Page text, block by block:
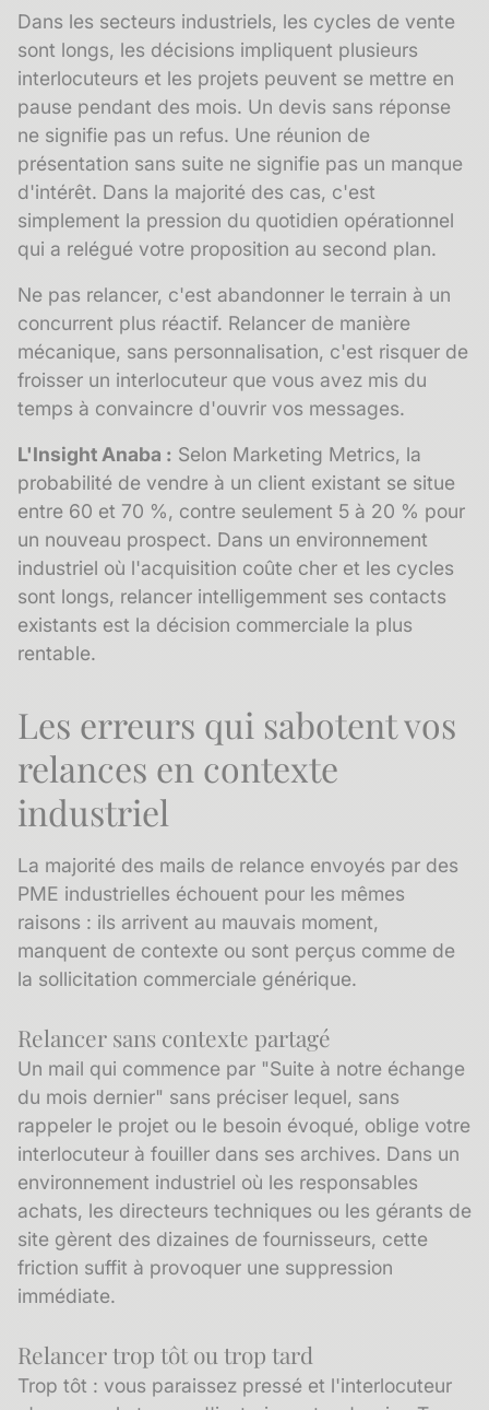
Dans les secteurs industriels, les cycles de vente
sont longs, les décisions impliquent plusieurs
interlocuteurs et les projets peuvent se mettre en
pause pendant des mois. Un devis sans réponse
ne signifie pas un refus. Une réunion de
présentation sans suite ne signifie pas un manque
d'intérêt. Dans la majorité des cas, c'est
simplement la pression du quotidien opérationnel
qui a relégué votre proposition au second plan.
Ne pas relancer, c'est abandonner le terrain à un
concurrent plus réactif. Relancer de manière
mécanique, sans personnalisation, c'est risquer de
froisser un interlocuteur que vous avez mis du
temps à convaincre d'ouvrir vos messages.
L'Insight Anaba : Selon Marketing Metrics, la
probabilité de vendre à un client existant se situe
entre 60 et 70 %, contre seulement 5 à 20 % pour
un nouveau prospect. Dans un environnement
industriel où l'acquisition coûte cher et les cycles
sont longs, relancer intelligemment ses contacts
existants est la décision commerciale la plus
rentable.
Les erreurs qui sabotent vos
relances en contexte
industriel
La majorité des mails de relance envoyés par des
PME industrielles échouent pour les mêmes
raisons : ils arrivent au mauvais moment,
manquent de contexte ou sont perçus comme de
la sollicitation commerciale générique.
Relancer sans contexte partagé
Un mail qui commence par "Suite à notre échange
du mois dernier" sans préciser lequel, sans
rappeler le projet ou le besoin évoqué, oblige votre
interlocuteur à fouiller dans ses archives. Dans un
environnement industriel où les responsables
achats, les directeurs techniques ou les gérants de
site gèrent des dizaines de fournisseurs, cette
friction suffit à provoquer une suppression
immédiate.
Relancer trop tôt ou trop tard
Trop tôt : vous paraissez pressé et l'interlocuteur